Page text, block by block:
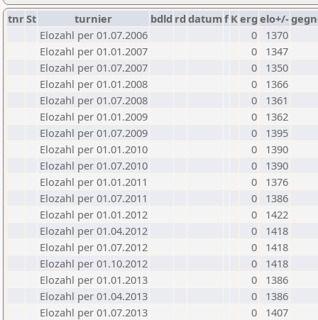
tnrSt turnier bdld rd datumf Kerg elo+/-
Elozahl per 01.07.2006
0
1370
Elozahl per 01.01.2007
0
1347
Elozahl per 01.07.2007
0
1350
Elozahl per 01.01.2008
0
1366
Elozahl per 01.07.2008
0
1361
Elozahl per 01.01.2009
0
1362
Elozahl per 01.07.2009
0
1395
Elozahl per 01.01.2010
0
1390
Elozahl per 01.07.2010
0
1390
Elozahl per 01.01.2011
0
1376
Elozahl per 01.07.2011
0
1386
Elozahl per 01.01.2012
0
1422
Elozahl per 01.04.2012
0
1418
Elozahl per 01.07.2012
0
1418
Elozahl per 01.10.2012
0
1418
Elozahl per 01.01.2013
0
1386
Elozahl per 01.04.2013
0
1386
Elozahl per 01.07.2013
0
1407